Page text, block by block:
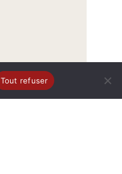
Tout refuser